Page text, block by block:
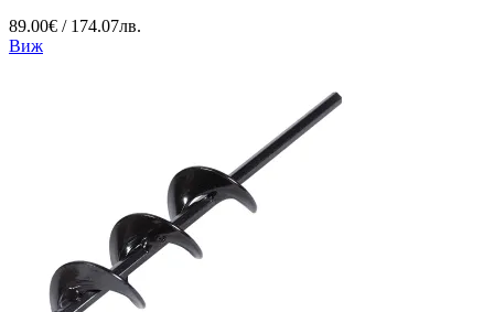
89.00€ / 174.07лв.
Виж